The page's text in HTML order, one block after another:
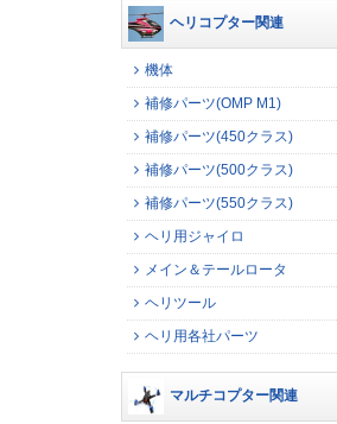
ヘリコプター関連
機体
補修パーツ(OMP M1)
補修パーツ(450クラス)
補修パーツ(500クラス)
補修パーツ(550クラス)
ヘリ用ジャイロ
メイン＆テールロータ
ヘリツール
ヘリ用各社パーツ
マルチコプター関連